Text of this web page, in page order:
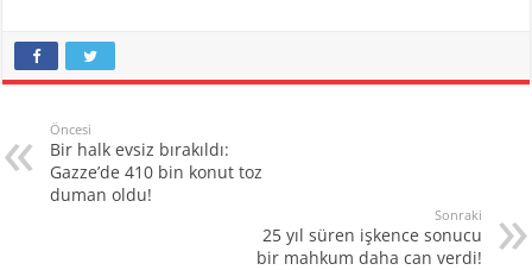
Öncesi
Bir halk evsiz bırakıldı:
Gazze’de 410 bin konut toz
duman oldu!
Sonraki
25 yıl süren işkence sonucu
bir mahkum daha can verdi!